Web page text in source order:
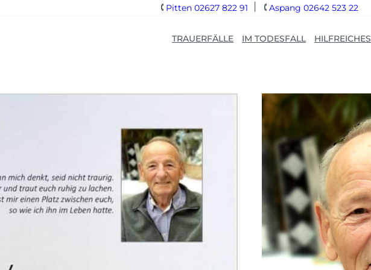
Pitten 02627 822 91 Aspang 02642 523 22
TRAUERFÄLLE IM TODESFALL HILFREICHES